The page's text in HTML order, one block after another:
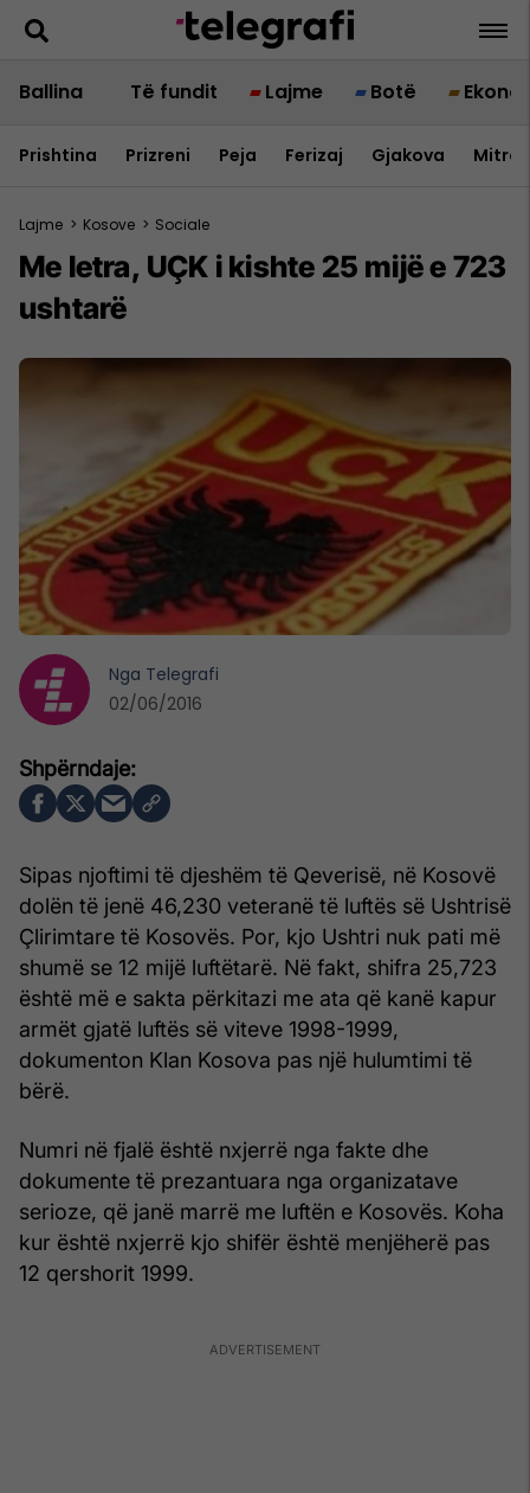
Ballina Të fundit Lajme Botë
Prishtina Prizreni Peja Ferizaj Gjakova
Lajme > Kosove > Sociale
Me letra, UÇK i kishte 25 mijë e 723
ushtarë
Sipas njoftimi të djeshëm të Qeverisë, në Kosovë
dolën të jenë 46,230 veteranë të luftës së Ushtrisë
Çlirimtare të Kosovës. Por, kjo Ushtri nuk pati më
shumë se 12 mijë luftëtarë. Në fakt, shifra 25,723
është më e sakta përkitazi me ata që kanë kapur
armët gjatë luftës së viteve 1998-1999,
dokumenton Klan Kosova pas një hulumtimi të
bërë.
Numri në fjalë është nxjerrë nga fakte dhe
dokumente të prezantuara nga organizatave
serioze, që janë marrë me luftën e Kosovës. Koha
kur është nxjerrë kjo shifër është menjëherë pas
12 qershorit 1999.
Nga Telegrafi
02/06/2016